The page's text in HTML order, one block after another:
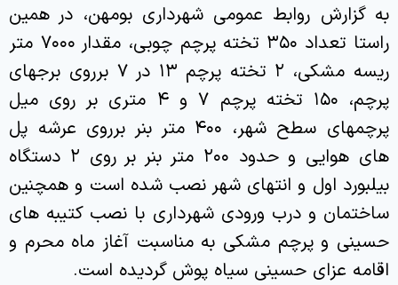
به گزارش روابط عمومی شهرداری بومهن، در همین
راستا تعداد ۳۵۰ تخته پرچم چوبی، مقدار ۷۰۰۰ متر
ریسه مشکی، ۲ تخته پرچم ۱۳ در ۷ برروی برجهای
پرچم، ۱۵۰ تخته پرچم ۷ و ۴ متری بر روی میل
پرچمهای سطح شهر، ۴۰۰ متر بنر برروی عرشه پل
های هوایی و حدود ۲۰۰ متر بنر بر روی ۲ دستگاه
بیلبورد اول و انتهای شهر نصب شده است و همچنین
ساختمان و درب ورودی شهرداری با نصب کتیبه های
حسینی و پرچم مشکی به مناسبت آغاز ماه محرم و
اقامه عزای حسینی سیاه پوش گردیده است.